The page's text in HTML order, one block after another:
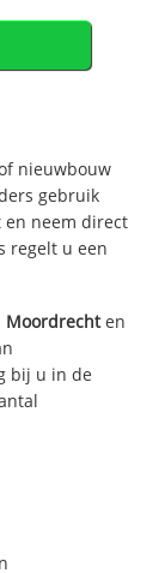
nieuwbouw
gebruik
en neem direct
regelt u een
Moordrechten
bij u in de